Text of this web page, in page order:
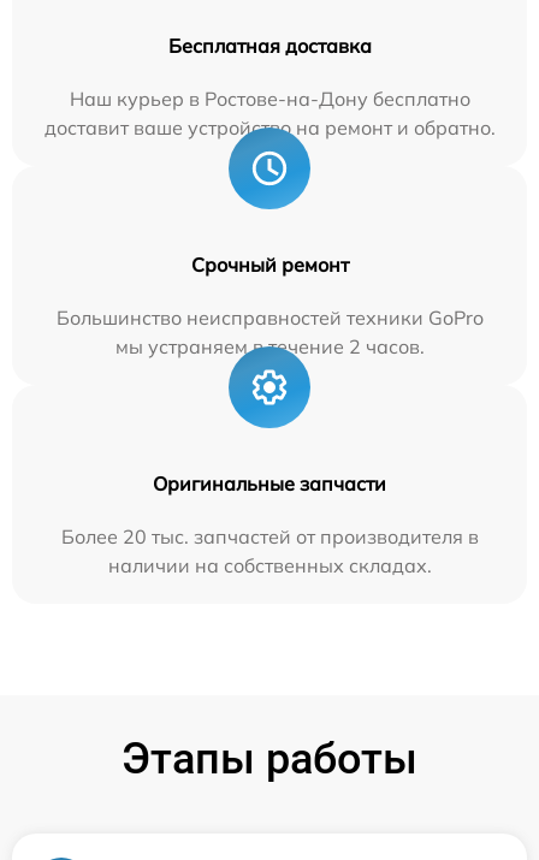
Бесплатная доставка
Наш курьер в Ростове-на-Дону бесплатно
доставит ваше устройство на ремонт и обратно.
Срочный ремонт
Большинство неисправностей техники GoPro
мы устраняем в течение 2 часов.
Оригинальные запчасти
Более 20 тыс. запчастей от производителя в
наличии на собственных складах.
Этапы работы